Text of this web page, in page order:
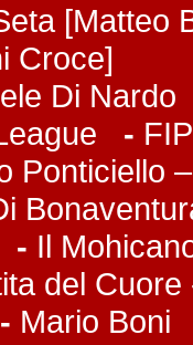
[Matteo
Croce]
Di Nardo
-
Ponticiello
- Il
del
Mario Boni